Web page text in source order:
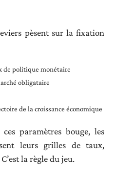
pèsent sur la fixation
de politique monétaire
obligataire
de la croissance économique
paramètres bouge, les
leurs grilles de taux,
la règle du jeu.